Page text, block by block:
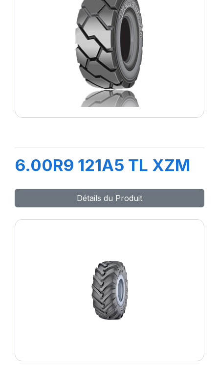
6.00R9 121A5 TL XZM
Détails du Produit